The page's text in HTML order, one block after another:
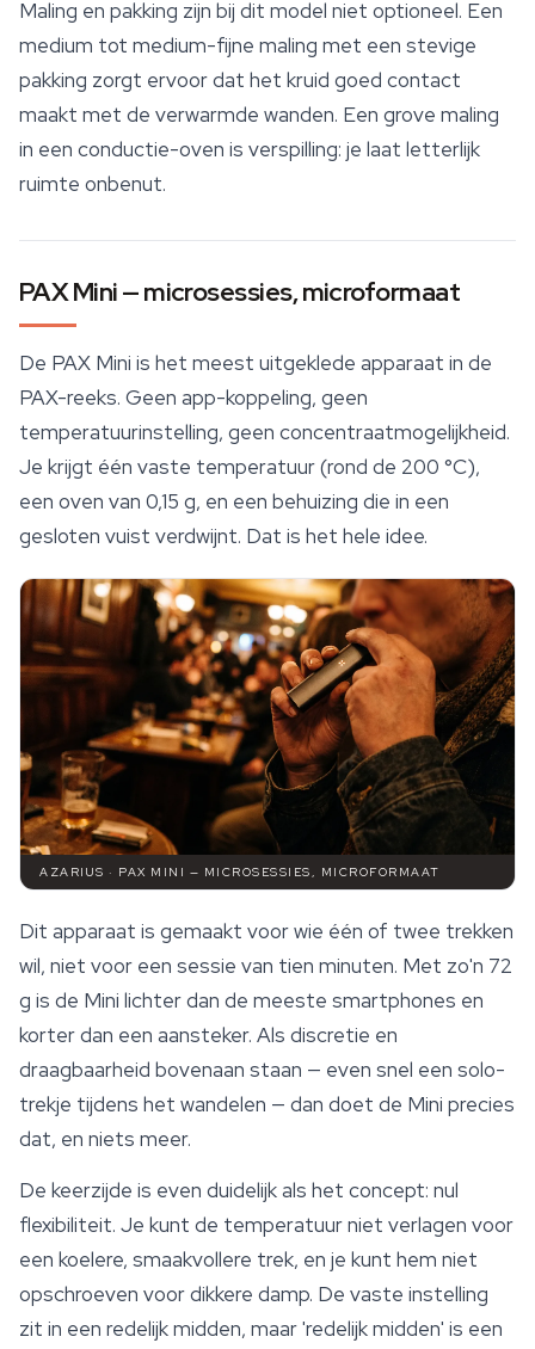
Maling en pakking zijn bij dit model niet optioneel. Een
medium tot medium-fijne maling met een stevige
pakking zorgt ervoor dat het kruid goed contact
maakt met de verwarmde wanden. Een grove maling
in een conductie-oven is verspilling: je laat letterlijk
ruimte onbenut.
PAX Mini — microsessies, microformaat
De PAX Mini is het meest uitgeklede apparaat in de
PAX-reeks. Geen app-koppeling, geen
temperatuurinstelling, geen concentraatmogelijkheid.
Je krijgt één vaste temperatuur (rond de 200 °C),
een oven van 0,15 g, en een behuizing die in een
gesloten vuist verdwijnt. Dat is het hele idee.
AZARIUS · PAX MINI — MICROSESSIES, MICROFORMAAT
Dit apparaat is gemaakt voor wie één of twee trekken
wil, niet voor een sessie van tien minuten. Met zo'n 72
g is de Mini lichter dan de meeste smartphones en
korter dan een aansteker. Als discretie en
draagbaarheid bovenaan staan — even snel een solo-
trekje tijdens het wandelen — dan doet de Mini precies
dat, en niets meer.
De keerzijde is even duidelijk als het concept: nul
flexibiliteit. Je kunt de temperatuur niet verlagen voor
een koelere, smaakvollere trek, en je kunt hem niet
opschroeven voor dikkere damp. De vaste instelling
zit in een redelijk midden, maar 'redelijk midden' is een